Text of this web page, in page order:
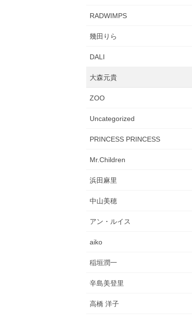
RADWIMPS
幾田りら
DALI
大森元貴
ZOO
Uncategorized
PRINCESS PRINCESS
Mr.Children
浜田麻里
中山美穂
アン・ルイス
aiko
稲垣潤一
辛島美登里
高橋 洋子